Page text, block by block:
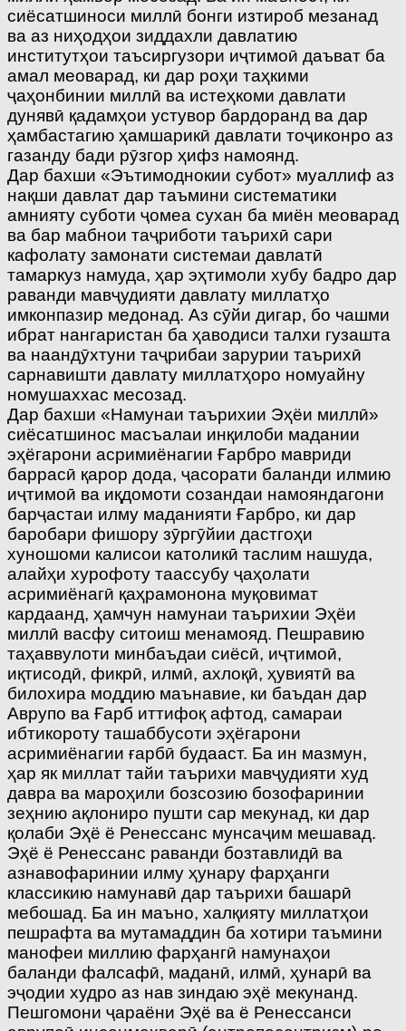
сиёсатшиноси миллӣ бонги изтироб мезанад
ва аз ниҳодҳои зиддахли давлатию
институтҳои таъсиргузори иҷтимоӣ даъват ба
амал меоварад, ки дар роҳи таҳкими
ҷаҳонбинии миллӣ ва истеҳкоми давлати
дунявӣ қадамҳои устувор бардоранд ва дар
ҳамбастагию ҳамшарикӣ давлати тоҷиконро аз
газанду бади рӯзгор ҳифз намоянд.
Дар бахши «Эътимоднокии субот» муаллиф аз
нақши давлат дар таъмини систематики
амнияту суботи ҷомеа сухан ба миён меоварад
ва бар мабнои таҷриботи таърихӣ сари
кафолату замонати системаи давлатӣ
тамаркуз намуда, ҳар эҳтимоли хубу бадро дар
раванди мавҷудияти давлату миллатҳо
имконпазир медонад. Аз сӯйи дигар, бо чашми
ибрат нангаристан ба ҳаводиси талхи гузашта
ва наандӯхтуни таҷрибаи зарурии таърихӣ
сарнавишти давлату миллатҳоро номуайну
номушаххас месозад.
Дар бахши «Намунаи таърихии Эҳёи миллӣ»
сиёсатшинос масъалаи инқилоби мадании
эҳёгарони асримиёнагии Ғарбро мавриди
баррасӣ қарор дода, ҷасорати баланди илмию
иҷтимоӣ ва иқдомоти созандаи намояндагони
барҷастаи илму маданияти Ғарбро, ки дар
баробари фишору зӯргӯйии дастгоҳи
хуношоми калисои католикӣ таслим нашуда,
алайҳи хурофоту таассубу ҷаҳолати
асримиёнагӣ қаҳрамонона муқовимат
кардаанд, ҳамчун намунаи таърихии Эҳёи
миллӣ васфу ситоиш менамояд. Пешравию
таҳаввулоти минбаъдаи сиёсӣ, иҷтимоӣ,
иқтисодӣ, фикрӣ, илмӣ, ахлоқӣ, ҳувиятӣ ва
билохира моддию маънавие, ки баъдан дар
Аврупо ва Ғарб иттифоқ афтод, самараи
ибтикороту ташаббусоти эҳёгарони
асримиёнагии ғарбӣ будааст. Ба ин мазмун,
ҳар як миллат тайи таърихи мавҷудияти худ
давра ва мароҳили бозсозию бозофаринии
зеҳнию ақлониро пушти сар мекунад, ки дар
қолаби Эҳё ё Ренессанс мунсаҷим мешавад.
Эҳё ё Ренессанс раванди бозтавлидӣ ва
азнавофаринии илму ҳунару фарҳанги
классикию намунавӣ дар таърихи башарӣ
мебошад. Ба ин маъно, халқияту миллатҳои
пешрафта ва мутамаддин ба хотири таъмини
манофеи миллию фарҳангӣ намунаҳои
баланди фалсафӣ, маданӣ, илмӣ, ҳунарӣ ва
эҷодии худро аз нав зиндаю эҳё мекунанд.
Пешгомони ҷараёни Эҳё ва ё Ренессанси